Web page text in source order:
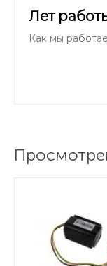
Лет
Как мы